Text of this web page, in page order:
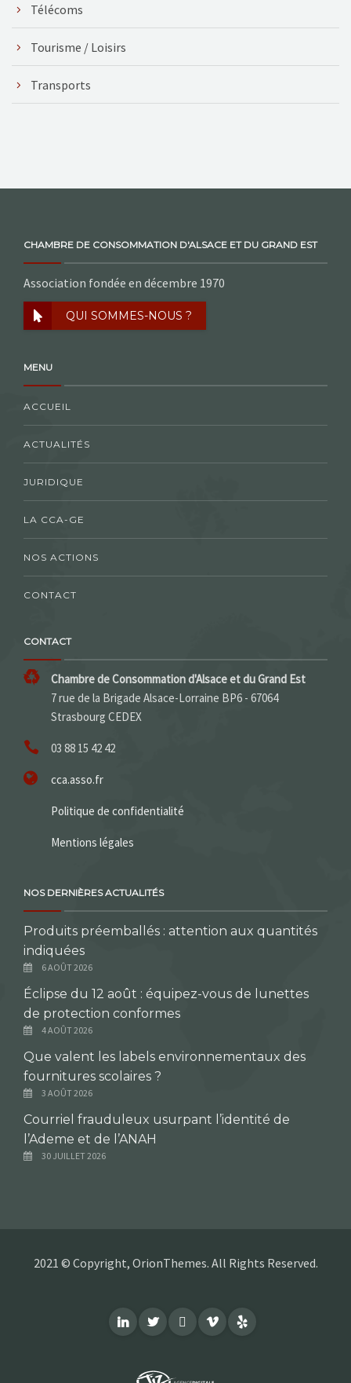
Télécoms
Tourisme / Loisirs
Transports
CHAMBRE DE CONSOMMATION D'ALSACE ET DU GRAND EST
Association fondée en décembre 1970
QUI SOMMES-NOUS ?
MENU
ACCUEIL
ACTUALITÉS
JURIDIQUE
LA CCA-GE
NOS ACTIONS
CONTACT
CONTACT
Chambre de Consommation d'Alsace et du Grand Est
7 rue de la Brigade Alsace-Lorraine BP6 - 67064
Strasbourg CEDEX
03 88 15 42 42
cca.asso.fr
Politique de confidentialité
Mentions légales
NOS DERNIÈRES ACTUALITÉS
Produits préemballés : attention aux quantités
indiquées
6 AOÛT 2026
Éclipse du 12 août : équipez-vous de lunettes
de protection conformes
4 AOÛT 2026
Que valent les labels environnementaux des
fournitures scolaires ?
3 AOÛT 2026
Courriel frauduleux usurpant l’identité de
l’Ademe et de l’ANAH
30 JUILLET 2026
2021 © Copyright, OrionThemes. All Rights Reserved.